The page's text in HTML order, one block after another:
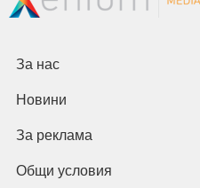
За нас
Новини
За реклама
Общи условия